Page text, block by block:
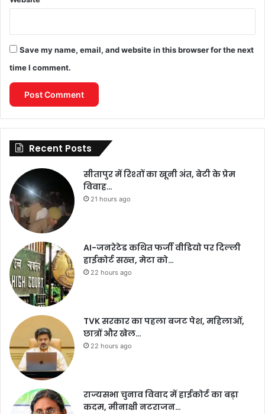
Save my name, email, and website in this browser for the next
time I comment.
Recent Posts
सीतापुर में रिश्तों का खूनी अंत, बेटी के प्रेम
विवाह…
21 hours ago
AI-जनरेटेड कथित फर्जी वीडियो पर दिल्ली
हाईकोर्ट सख्त, मेटा को…
22 hours ago
TVK सरकार का पहला बजट पेश, महिलाओं,
छात्रों और खेल…
22 hours ago
राज्यसभा चुनाव विवाद में हाईकोर्ट का बड़ा
कदम, मीनाक्षी नटराजन…